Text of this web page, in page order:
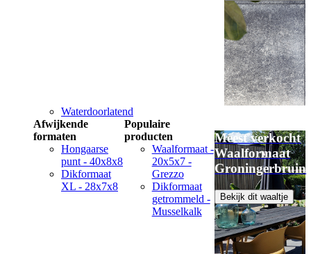
Waterdoorlatend
Afwijkende
formaten
Hongaarse
punt - 40x8x8
Dikformaat
XL - 28x7x8
Populaire
producten
Waalformaat -
20x5x7 -
Grezzo
Dikformaat
getrommeld -
Musselkalk
Meest verkocht
Waalformaat
Groningerbruin
Bekijk dit waaltje